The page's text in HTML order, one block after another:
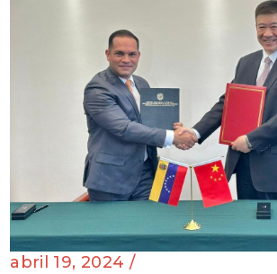
abril 19, 2024 /